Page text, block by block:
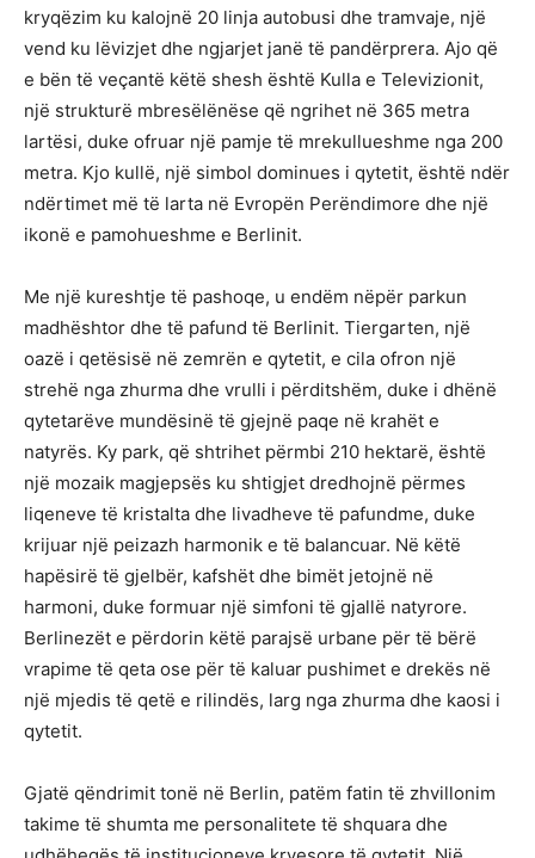
kryqëzim ku kalojnë 20 linja autobusi dhe tramvaje, një
vend ku lëvizjet dhe ngjarjet janë të pandërprera. Ajo që
e bën të veçantë këtë shesh është Kulla e Televizionit,
një strukturë mbresëlënëse që ngrihet në 365 metra
lartësi, duke ofruar një pamje të mrekullueshme nga 200
metra. Kjo kullë, një simbol dominues i qytetit, është ndër
ndërtimet më të larta në Evropën Perëndimore dhe një
ikonë e pamohueshme e Berlinit.
Me një kureshtje të pashoqe, u endëm nëpër parkun
madhështor dhe të pafund të Berlinit. Tiergarten, një
oazë i qetësisë në zemrën e qytetit, e cila ofron një
strehë nga zhurma dhe vrulli i përditshëm, duke i dhënë
qytetarëve mundësinë të gjejnë paqe në krahët e
natyrës. Ky park, që shtrihet përmbi 210 hektarë, është
një mozaik magjepsës ku shtigjet dredhojnë përmes
liqeneve të kristalta dhe livadheve të pafundme, duke
krijuar një peizazh harmonik e të balancuar. Në këtë
hapësirë të gjelbër, kafshët dhe bimët jetojnë në
harmoni, duke formuar një simfoni të gjallë natyrore.
Berlinezët e përdorin këtë parajsë urbane për të bërë
vrapime të qeta ose për të kaluar pushimet e drekës në
një mjedis të qetë e rilindës, larg nga zhurma dhe kaosi i
qytetit.
Gjatë qëndrimit tonë në Berlin, patëm fatin të zhvillonim
takime të shumta me personalitete të shquara dhe